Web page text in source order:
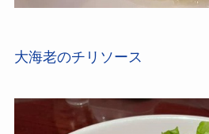
大海老のチリソース